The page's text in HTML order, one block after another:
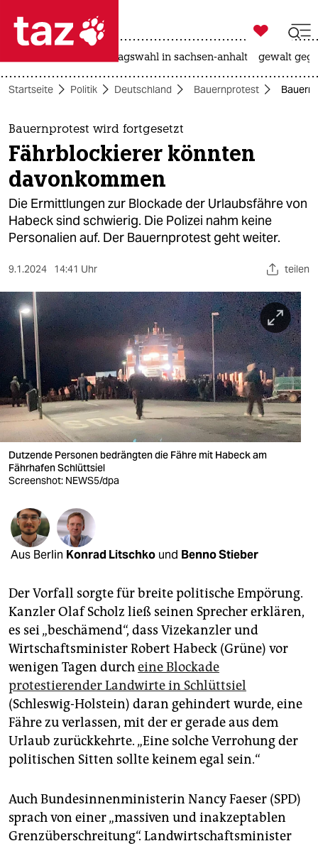
 taz zahl ich
taz zahl ich
themen
politik
öko
gesellschaft
sport
berlin
nord
wahrheit
verlag
verlag
veranstaltungen
fragen & hilfe
unterstützen
genossenschaft
epaper login

taz zahl ich
landtagswahl in sachsen-anhalt gewalt
Startseite Politik Deutschland Bauernprotest
Bauernprotest wird fortgesetzt
Fährblockierer könnten
davonkommen
Die Ermittlungen zur Blockade der Urlaubsfähre von
Habeck sind schwierig. Die Polizei nahm keine
Personalien auf. Der Bauernprotest geht weiter.
9.1.2024 14:41 Uhr teilen
Dutzende Personen bedrängten die Fähre mit Habeck am
Fährhafen Schlüttsiel
Screenshot: NEWS5/dpa
Aus Berlin Konrad Litschko und Benno Stieber
Der Vorfall sorgte für breite politische Empörung.
Kanzler Olaf Scholz ließ seinen Sprecher erklären,
es sei „beschämend“, dass Vizekanzler und
Wirtschaftsminister Robert Habeck (Grüne) vor
wenigen Tagen durcheine Blockade
protestierender Landwirte in Schlüttsiel
(Schleswig-Holstein) daran gehindert wurde, eine
Fähre zu verlassen, mit der er gerade aus dem
Urlaub zurückkehrte. „Eine solche Verrohung der
politischen Sitten sollte keinem egal sein.“
Auch Bundesinnenministerin Nancy Faeser (SPD)
sprach von einer „massiven und inakzeptablen
Grenzüberschreitung“. Landwirtschaftsminister